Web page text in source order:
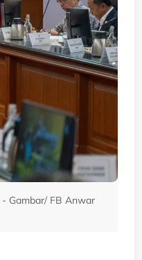
Gambar/ FB Anwar